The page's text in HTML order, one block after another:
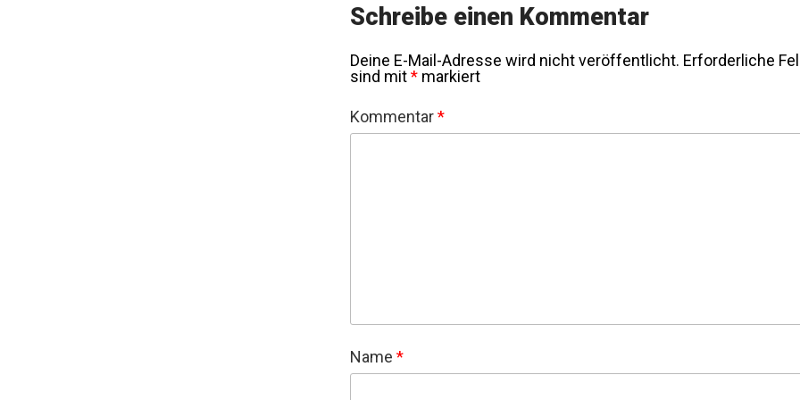
Schreibe einen Kommentar
Deine E-Mail-Adresse wird nicht veröffentlicht. Erforderliche
sind mit* markiert
Kommentar*
Name *